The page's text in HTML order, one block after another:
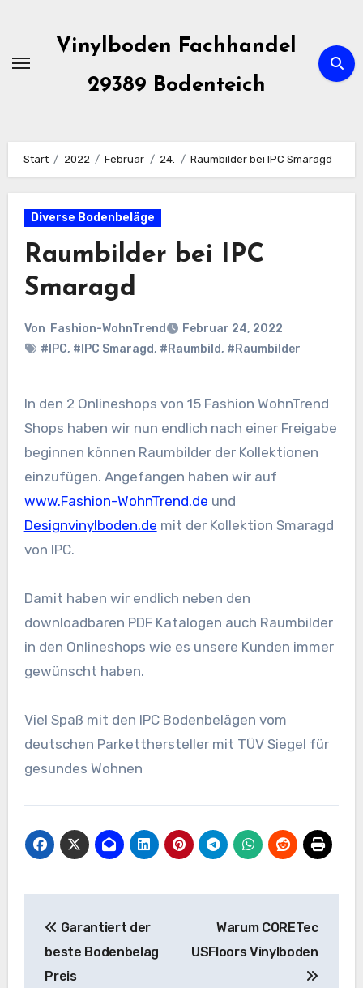
springen
Vinylboden Fachhandel
29389 Bodenteich
Start 2022 Februar 24. Raumbilder bei IPC Smaragd
Diverse Bodenbeläge
Raumbilder bei IPC
Smaragd
Von Fashion-WohnTrend
Februar 24, 2022
#IPC, #IPC Smaragd, #Raumbild, #Raumbilder
In den 2 Onlineshops von 15 Fashion WohnTrend
Shops haben wir nun endlich nach einer Freigabe
beginnen können Raumbilder der Kollektionen
einzufügen. Angefangen haben wir auf
www.Fashion-WohnTrend.de und
Designvinylboden.de mit der Kollektion Smaragd
von IPC.
Damit haben wir endlich neben den
downloadbaren PDF Katalogen auch Raumbilder
in den Onlineshops wie es unsere Kunden immer
gewünscht haben.
Viel Spaß mit den IPC Bodenbelägen vom
deutschen Parketthersteller mit TÜV Siegel für
gesundes Wohnen
Garantiert der
beste Bodenbelag
Preis
Warum CORETec
USFloors Vinylboden